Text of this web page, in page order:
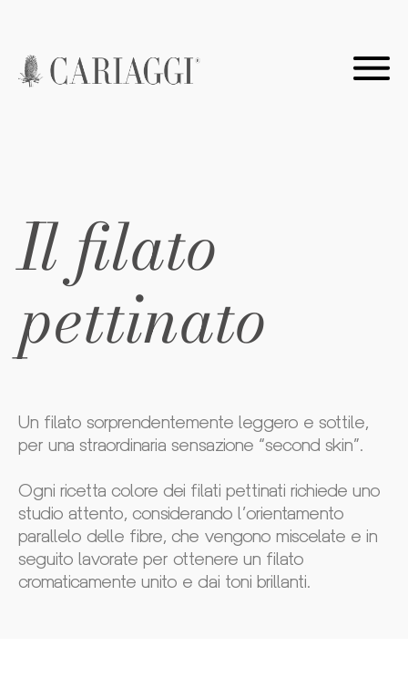
Il filato
pettinato
Un filato sorprendentemente leggero e sottile,
per una straordinaria sensazione “second skin”.
Ogni ricetta colore dei filati pettinati richiede uno
studio attento, considerando l’orientamento
parallelo delle fibre, che vengono miscelate e in
seguito lavorate per ottenere un filato
cromaticamente unito e dai toni brillanti.